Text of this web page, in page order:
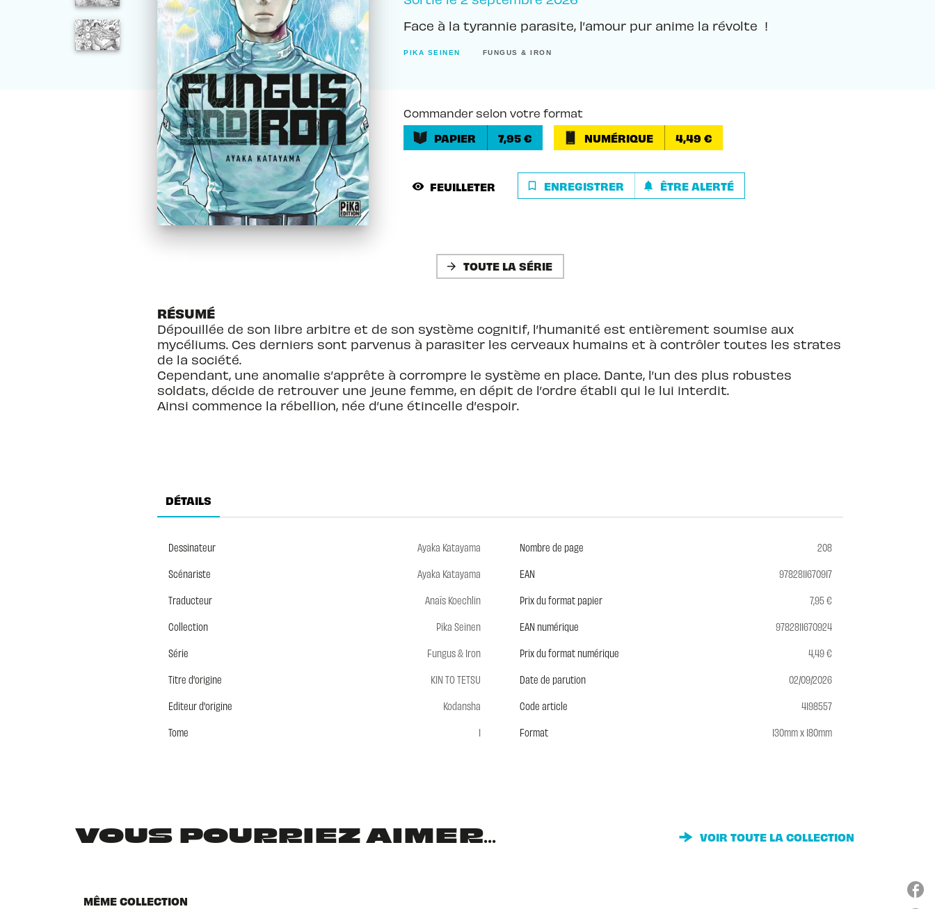
Face à la tyrannie parasite, l’amour pur anime la révolte !
PIKA SEINEN FUNGUS & IRON
Commander selon votre format
PAPIER
7,95 € NUMÉRIQUE 4,49 €
visibility FEUILLETER bookmark_border ENREGISTRER notifications ÊTRE ALERTÉ
arrow_forward TOUTE LA SÉRIE
RÉSUMÉ
Dépouillée de son libre arbitre et de son système cognitif, l’humanité est entièrement soumise aux
mycéliums. Ces derniers sont parvenus à parasiter les cerveaux humains et à contrôler toutes les strates
de la société.
Cependant, une anomalie s’apprête à corrompre le système en place. Dante, l’un des plus robustes
soldats, décide de retrouver une jeune femme, en dépit de l’ordre établi qui le lui interdit.
Ainsi commence la rébellion, née d’une étincelle d’espoir.
DÉTAILS
Dessinateur
Ayaka Katayama
Scénariste
Ayaka Katayama
Traducteur
Anaïs Koechlin
Collection
Pika Seinen
Série
Fungus & Iron
Titre d'origine
KIN TO TETSU
Editeur d'origine
Kodansha
Tome
1
Nombre de page
208
EAN
9782811670917
Prix du format papier
7,95 €
EAN numérique
9782811670924
Prix du format numérique
4,49 €
Date de parution
02/09/2026
Code article
4198557
Format
130mm x 180mm
VOUS POURRIEZ AIMER... VOIR TOUTE LA COLLECTION
MÊME COLLECTION